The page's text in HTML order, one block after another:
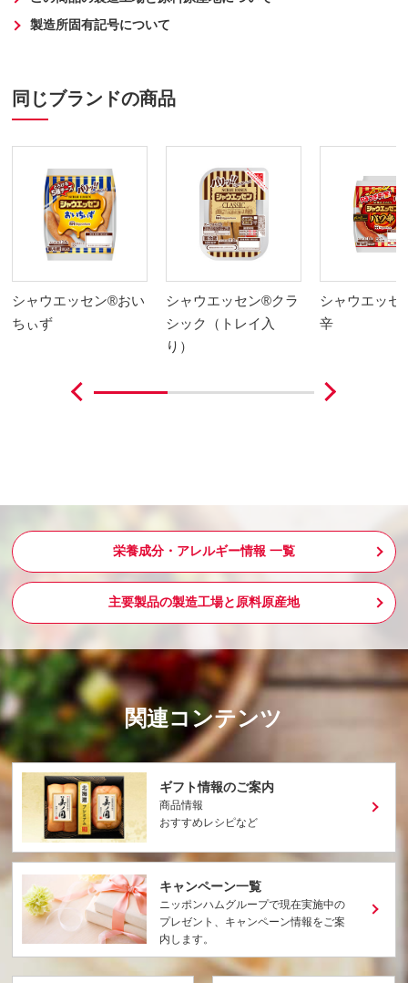
製造所固有記号について
同じブランドの商品
シャウエッセン®おい
ちぃず
シャウエッセン®クラ
シック（トレイ入
り）
シャウエッセ
辛
栄養成分・アレルギー情報 一覧
主要製品の製造工場と原料原産地
関連コンテンツ
ギフト情報のご案内
商品情報
おすすめレシピなど
キャンペーン一覧
ニッポンハムグループで現在実施中の
プレゼント、キャンペーン情報をご案
内します。